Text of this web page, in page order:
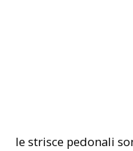
le strisce pedonali